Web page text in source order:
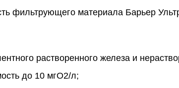
фильтрующего материала Барьер
растворенного железа и
до 10 мгО2/л;